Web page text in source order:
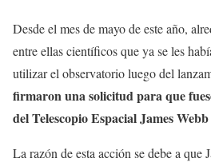
Desde el mes de mayo de este año,
entre ellas científicos que ya se les
utilizar el observatorio luego del
firmaron una solicitud para que
del Telescopio Espacial James Webb
La razón de esta acción se debe a que